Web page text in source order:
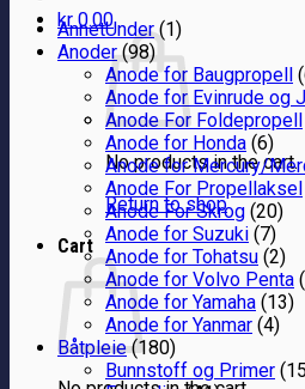
kr0.00
No products in the cart.
Return to shop
Cart
AnnetUnder (1)
Anoder (98)
Anode for Baugpropell
Anode for Evinrude og
Anode For Foldepropell
Anode for Honda (6)
Anode for Mercury/
Anode For Propellaksel
Anode For Skrog (20)
Anode for Suzuki (7)
Anode for Tohatsu (2)
Anode for Volvo Penta
Anode for Yamaha (13)
Anode for Yanmar (4)
Båtpleie (180)
Bunnstoff og Primer